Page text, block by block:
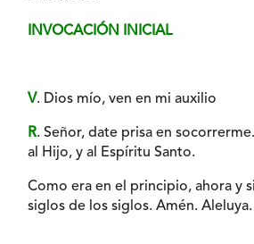
INVOCACIÓN INICIAL
V. Dios mío, ven en mi auxilio
R. Señor, date prisa en
al Hijo, y al Espíritu Santo.
Como era en el principio, ahora y
siglos de los siglos. Amén. Aleluya.